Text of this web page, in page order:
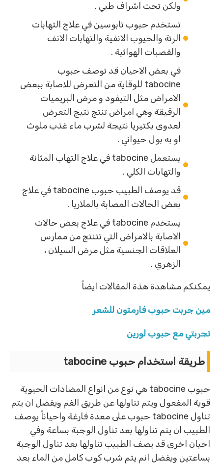
ولكن تحت اشراف طبي .
تستخدم حبوب تابوسين في علاج التهابات
الرئة والحيوب الانفية والتهابات الانف
والقصبات الهوائية .
في بعض الاحيان قد توصف حبوب
tabocine للوقاية من التعرض للاصابة ببعض
الامراض مثل التيفود و مرض البريميات
الرقيقة وهي امراض تنتج نتيج التعرض
لعدوى بكتيريا نتيجة لشرب ماء غذب ملوث
او به بول حيواني .
يستعمل tabocine في علاج التهاب المثانة
والتهابات الكلي .
قد يوصف الطبيب حبوب tabocine في علاج
بعض الحالات المصابة بالملاريا .
يستخدم tabocine في علاج بعض حالات
الاصابة بالامراض التي تتنتج من ممارس
العلاقات الجنسية مثل مرض السيلان ،
الزهري .
يمكنكم مشاهدة هذة المقالات ايضاً
مين جربت حبوب فارمتون للشعر
تجربتي مع حبوب لورين
طريقة استخدام حبوب tabocine
حبوب tabocine هي نوع من انواع المضادات الحيوية
قوية المفعول ويتم تناولها عن طريق الفم ويفضل ان يتم
تناول tabocine حبوب على معدة فارغة واحياناً يوصف
الطبيب ان يتم تناولها بعد تناول الوجبة بساعة وفي
احيان اخرى قد يصف الطبيب تناولها بعد تناول الوجبة
بساعتين ويفضل انم يتم شرب كوب كامل من الماء بعد